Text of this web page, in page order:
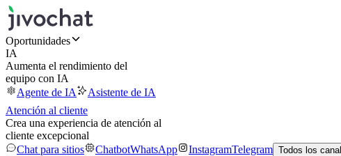
Oportunidades
IA
Aumenta el rendimiento del
equipo con IA
Agente de IA
Asistente de IA
Atención al cliente
Crea una experiencia de atención al
cliente excepcional
Chat para sitios
ChatbotWhatsApp InstagramTelegram Todos los